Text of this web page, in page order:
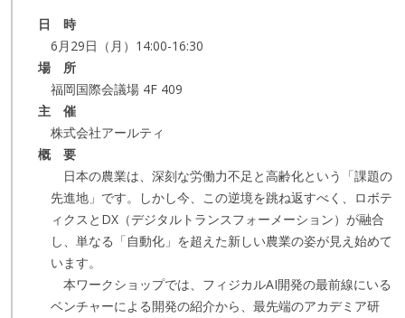
日 時
6月29日（月）14:00-16:30
場 所
福岡国際会議場 4F 409
主 催
株式会社アールティ
概 要
日本の農業は、深刻な労働力不足と高齢化という「課題の
先進地」です。しかし今、この逆境を跳ね返すべく、ロボテ
ィクスとDX（デジタルトランスフォーメーション）が融合
し、単なる「自動化」を超えた新しい農業の姿が見え始めて
います。
本ワークショップでは、フィジカルAI開発の最前線にいる
ベンチャーによる開発の紹介から、最先端のアカデミア研